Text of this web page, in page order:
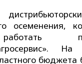
осеменения,
На